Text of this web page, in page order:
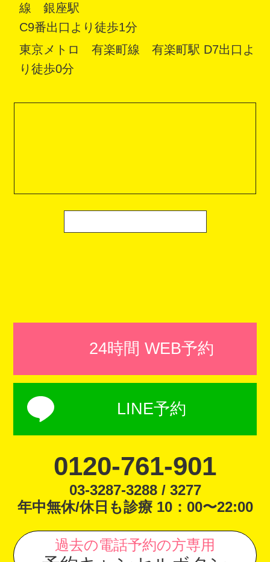
線 銀座駅
C9番出口より徒歩1分
東京メトロ 有楽町線 有楽町駅 D7出口よ
り徒歩0分
24時間 WEB予約
LINE予約
0120-761-901
03-3287-3288 / 3277
年中無休/休日も診療 10：00〜22:00
過去の電話予約の方専用